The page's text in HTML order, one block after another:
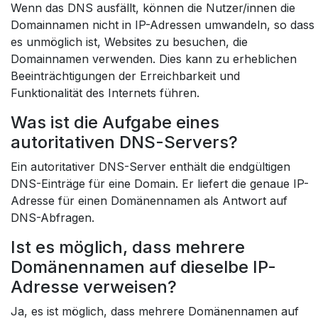
Wenn das DNS ausfällt, können die Nutzer/innen die
Domainnamen nicht in IP-Adressen umwandeln, so dass
es unmöglich ist, Websites zu besuchen, die
Domainnamen verwenden. Dies kann zu erheblichen
Beeinträchtigungen der Erreichbarkeit und
Funktionalität des Internets führen.
Was ist die Aufgabe eines
autoritativen DNS-Servers?
Ein autoritativer DNS-Server enthält die endgültigen
DNS-Einträge für eine Domain. Er liefert die genaue IP-
Adresse für einen Domänennamen als Antwort auf
DNS-Abfragen.
Ist es möglich, dass mehrere
Domänennamen auf dieselbe IP-
Adresse verweisen?
Ja, es ist möglich, dass mehrere Domänennamen auf